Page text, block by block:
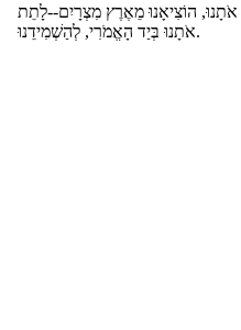
הוֹצִיאָנוּ מֵאֶרֶץ מִצְרָיִם--לָתֵת
אֹתָנוּ בְּיַד הָאֱמֹרִי, לְהַשְׁמִידֵנוּ.